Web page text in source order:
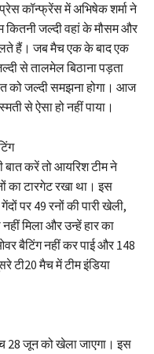
कॉन्फ्रेंस में अभिषेक शर्मा ने
कितनी जल्दी वहां के मौसम और
हैं। जब मैच एक के बाद एक
से तालमेल बिठाना पड़ता
को जल्दी समझना होगा। आज
से ऐसा हो नहीं पाया।
करें तो आयरिश टीम ने
का टारगेट रखा था। इस
पर 49 रनों की पारी खेली,
मिला और उन्हें हार का
बैटिंग नहीं कर पाई और 148
टी20 मैच में टीम इंडिया
28 जून को खेला जाएगा। इस